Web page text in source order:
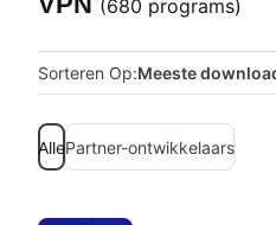
(680 programs)
Sorteren Op:Meeste
AllePartner-ontwikkelaars